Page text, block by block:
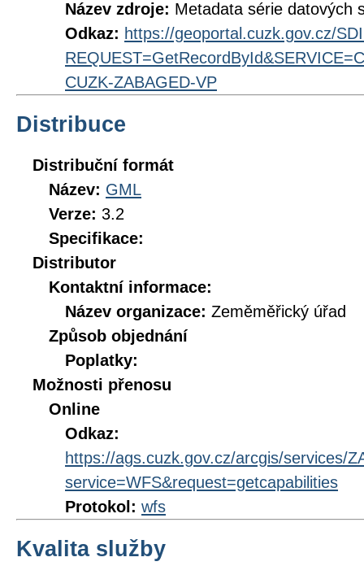
Název zdroje: Metadata série datových
Odkaz: https://geoportal.cuzk.gov.cz/
CUZK-ZABAGED-VP
Distribuce
Distribuční formát
Název: GML
Verze: 3.2
Specifikace:
Distributor
Kontaktní informace:
Název organizace: Zeměměřický úřad
Způsob objednání
Poplatky:
Možnosti přenosu
Online
Odkaz:
https://ags.cuzk.gov.cz/arcgis/services/
service=WFS&request=getcapabilities
Protokol: wfs
Kvalita služby